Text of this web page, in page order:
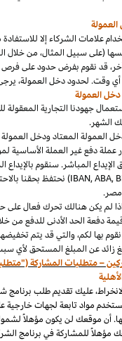
علامات الشركاء إلا
(على سبيل المثال، من خلال
قد نقوم بفرض حدود على
وقت. لحدود دخل العمولة،
جهودنا التجارية
الشهر.
عملة دفع غير العملة الأساسية
الإيداع المباشر. سنقوم
IBAN,ABA, ) نحتفظ بحقنا
مصر.
لم يكن هنالك تحرك فعال على
دفعة الحد الأدنى للدفع من
بها لكم،والتي قد يتم
زائد عن المبلغ المستحق لأي
– متطلبات المشاركة
عليك تقديم طلب
مواد تابعة لجهات
أن موقعك لن يكون مؤهلاً
مؤهلاً للمشاركة في برنامج